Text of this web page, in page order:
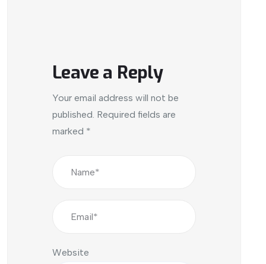
Leave a Reply
Your email address will not be
published. Required fields are
marked *
Website